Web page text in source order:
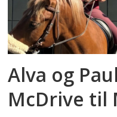
Alva og
McDrive til